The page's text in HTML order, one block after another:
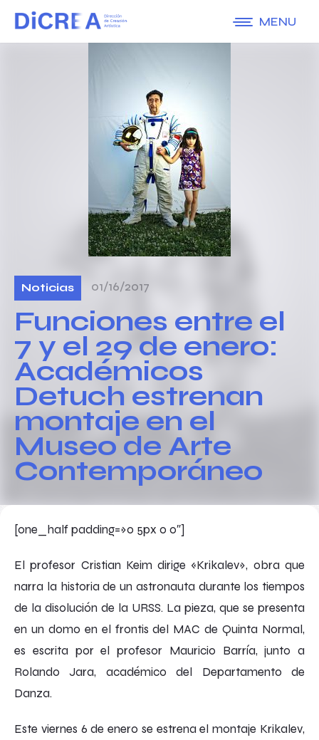
MENU
Noticias 01/16/2017
Funciones entre el
7 y el 29 de enero:
Académicos
Detuch estrenan
montaje en el
Museo de Arte
Contemporáneo
[one_half padding=»0 5px 0 0″]
El profesor Cristian Keim dirige «Krikalev», obra que
narra la historia de un astronauta durante los tiempos
de la disolución de la URSS. La pieza, que se presenta
en un domo en el frontis del MAC de Quinta Normal,
es escrita por el profesor Mauricio Barría, junto a
Rolando Jara, académico del Departamento de
Danza.
Este viernes 6 de enero se estrena el montaje Krikalev,